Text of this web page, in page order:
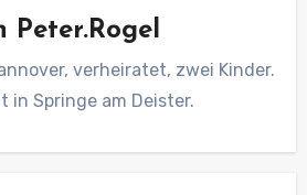
Peter.Rogel
verheiratet, zwei Kinder.
in Springe am Deister.